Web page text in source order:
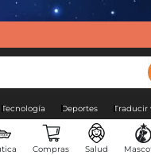
Tecnología Deportes Traducir
Compras Salud